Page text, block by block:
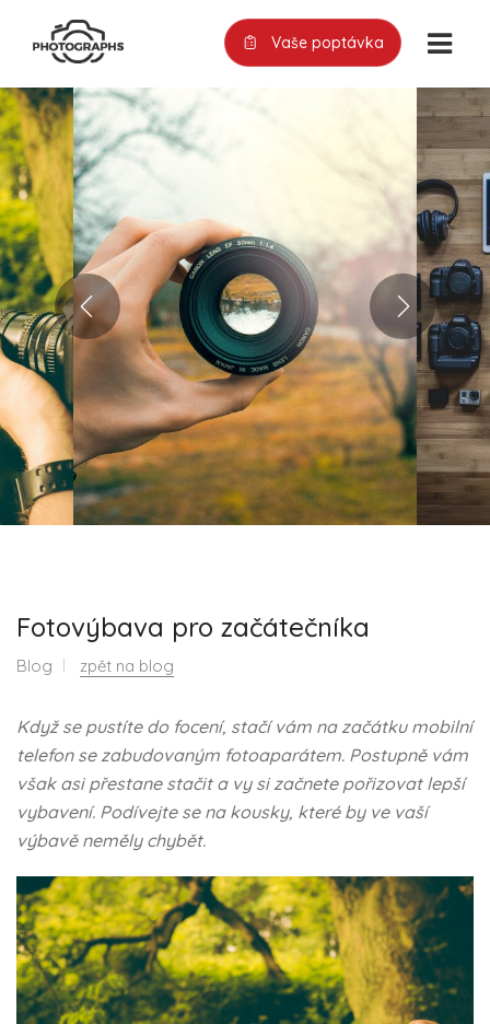
Vaše poptávka
Fotovýbava pro začátečníka
Blog zpět na blog
Když se pustíte do focení, stačí vám na začátku mobilní
telefon se zabudovaným fotoaparátem. Postupně vám
však asi přestane stačit a vy si začnete pořizovat lepší
vybavení. Podívejte se na kousky, které by ve vaší
výbavě neměly chybět.